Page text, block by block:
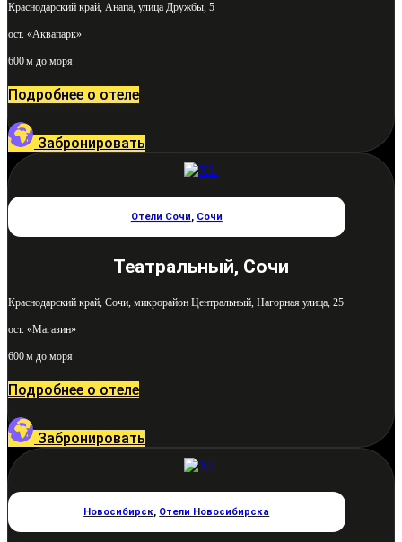
Краснодарский край, Анапа, улица Дружбы, 5
ост. «Аквапарк»
600 м до моря
Подробнее о отеле
Забронировать
Отели Сочи, Сочи
Театральный, Сочи
Краснодарский край, Сочи, микрорайон Центральный, Нагорная улица, 25
ост. «Магазин»
600 м до моря
Подробнее о отеле
Забронировать
Новосибирск, Отели Новосибирска